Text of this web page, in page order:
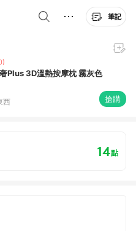
筆記
Plus 3D溫熱按摩枕 霧灰色
西 搶購
14點